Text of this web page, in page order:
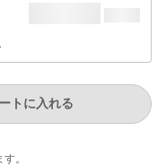
トに入れる
。